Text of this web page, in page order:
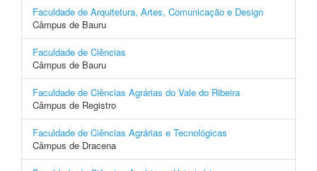
Faculdade de Arquitetura, Artes, Comunicação e Design
Câmpus de Bauru
Faculdade de Ciências
Câmpus de Bauru
Faculdade de Ciências Agrárias do Vale do Ribeira
Câmpus de Registro
Faculdade de Ciências Agrárias e Tecnológicas
Câmpus de Dracena